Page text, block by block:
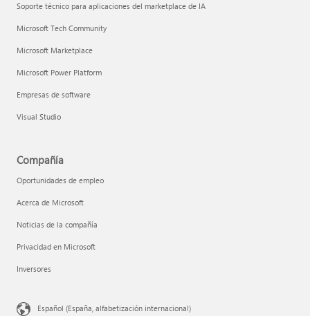
Soporte técnico para aplicaciones del marketplace de IA
Microsoft Tech Community
Microsoft Marketplace
Microsoft Power Platform
Empresas de software
Visual Studio
Compañía
Oportunidades de empleo
Acerca de Microsoft
Noticias de la compañía
Privacidad en Microsoft
Inversores
Español (España, alfabetización internacional)